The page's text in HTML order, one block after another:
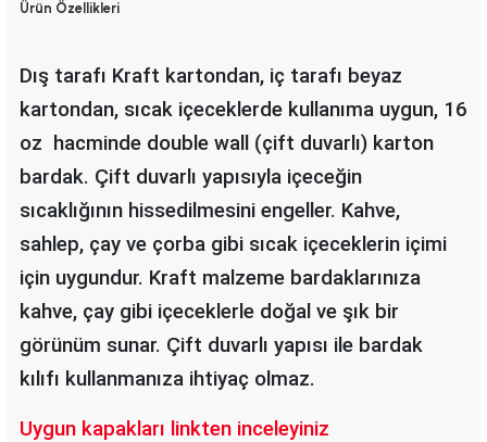
Ürün Özellikleri
Dış tarafı Kraft kartondan, iç tarafı beyaz
kartondan, sıcak içeceklerde kullanıma uygun, 16
oz hacminde double wall (çift duvarlı) karton
bardak. Çift duvarlı yapısıyla içeceğin
sıcaklığının hissedilmesini engeller. Kahve,
sahlep, çay ve çorba gibi sıcak içeceklerin içimi
için uygundur. Kraft malzeme bardaklarınıza
kahve, çay gibi içeceklerle doğal ve şık bir
görünüm sunar. Çift duvarlı yapısı ile bardak
kılıfı kullanmanıza ihtiyaç olmaz.
Uygun kapakları linkten inceleyiniz